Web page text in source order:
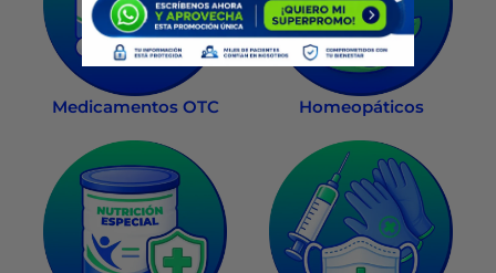
Medicamentos OTC Homeopáticos